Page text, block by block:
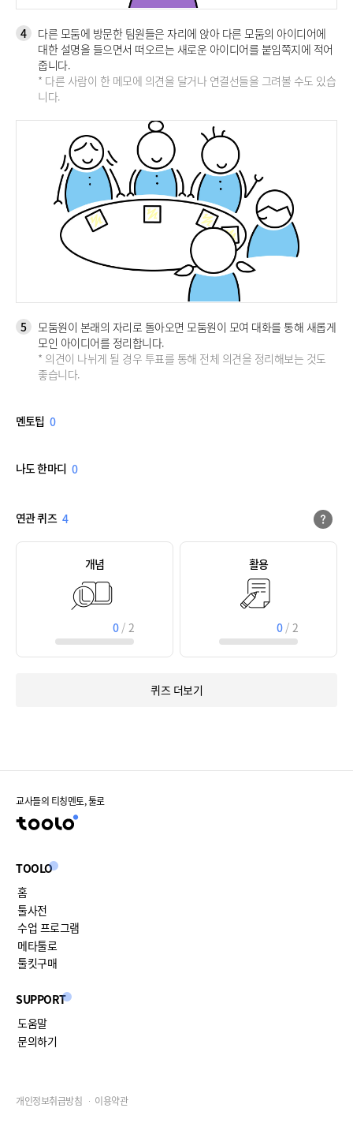
4
다른 모둠에 방문한 팀원들은 자리에 앉아 다른 모둠의 아이디어에
대한 설명을 들으면서 떠오르는 새로운 아이디어를 붙임쪽지에 적어
줍니다.
* 다른 사람이 한 메모에 의견을 달거나 연결선들을 그려볼 수도 있습
니다.
5
모둠원이 본래의 자리로 돌아오면 모둠원이 모여 대화를 통해 새롭게
모인 아이디어를 정리합니다.
* 의견이 나뉘게 될 경우 투표를 통해 전체 의견을 정리해보는 것도
좋습니다.
멘토팁 0
나도 한마디 0
연관 퀴즈 4
개념
0 / 2
활용
0 / 2
퀴즈 더보기
교사들의 티칭멘토, 툴로
TOOLO
홈
툴사전
수업 프로그램
메타툴로
툴킷구매
SUPPORT
도움말
문의하기
개인정보취급방침 이용약관